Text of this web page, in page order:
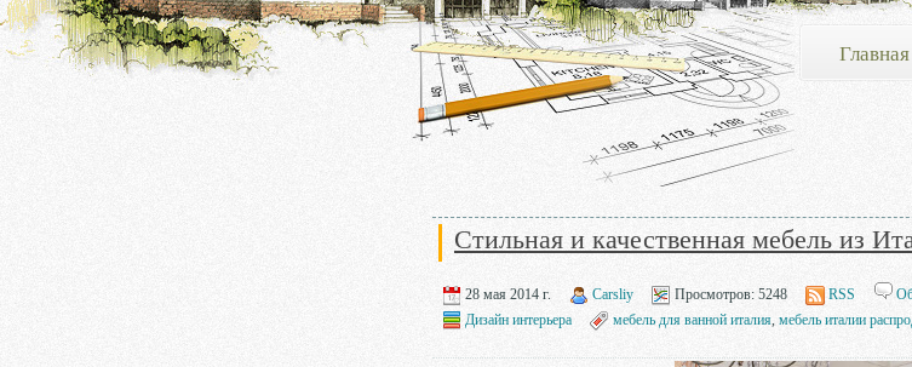
Главная
Стильная и качественная мебель из
28 мая 2014 г. Carsliy Просмотров: 5248 RSS
Дизайн интерьера
мебель для ванной италия, мебель италии